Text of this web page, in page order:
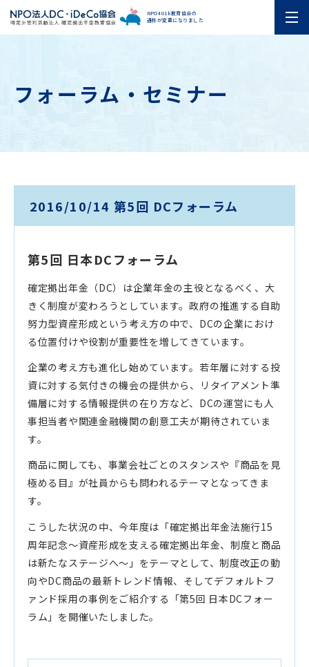
NPO401k教育協会の
通称が変更になりました
フォーラム・セミナー
2016/10/14 第5回 DCフォーラム
第5回 日本DCフォーラム
確定拠出年金（DC）は企業年金の主役となるべく、大
きく制度が変わろうとしています。政府の推進する自助
努力型資産形成という考え方の中で、DCの企業におけ
る位置付けや役割が重要性を増してきています。
企業の考え方も進化し始めています。若年層に対する投
資に対する気付きの機会の提供から、リタイアメント準
備層に対する情報提供の在り方など、DCの運営にも人
事担当者や関連金融機関の創意工夫が期待されていま
す。
商品に関しても、事業会社ごとのスタンスや『商品を見
極める目』が社員からも問われるテーマとなってきま
す。
こうした状況の中、今年度は「確定拠出年金法施行15
周年記念～資産形成を支える確定拠出年金、制度と商品
は新たなステージへ～」をテーマとして、制度改正の動
向やDC商品の最新トレンド情報、そしてデフォルトフ
ァンド採用の事例をご紹介する「第5回 日本DCフォー
ラム」を開催いたしました。